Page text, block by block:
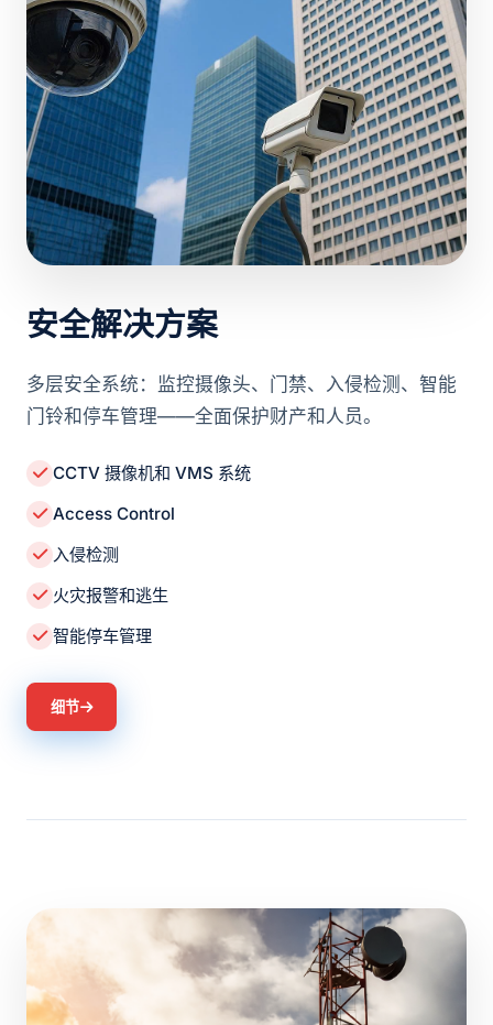
安全解决方案
多层安全系统：监控摄像头、门禁、入侵检测、智能
门铃和停车管理——全面保护财产和人员。
CCTV 摄像机和 VMS 系统
Access Control
入侵检测
火灾报警和逃生
智能停车管理
细节